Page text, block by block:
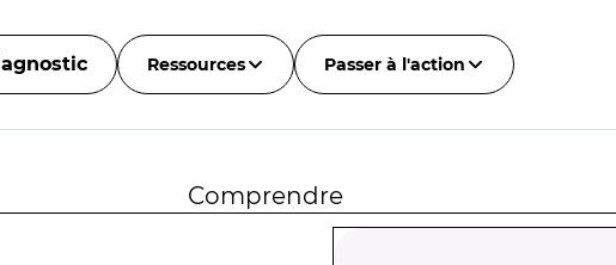
Ressources Passer à l'action
Comprendre